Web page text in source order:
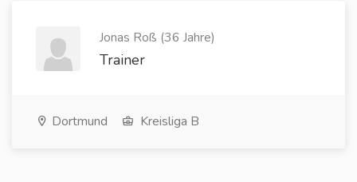
Jonas Roß (36 Jahre)
Trainer
Dortmund Kreisliga B